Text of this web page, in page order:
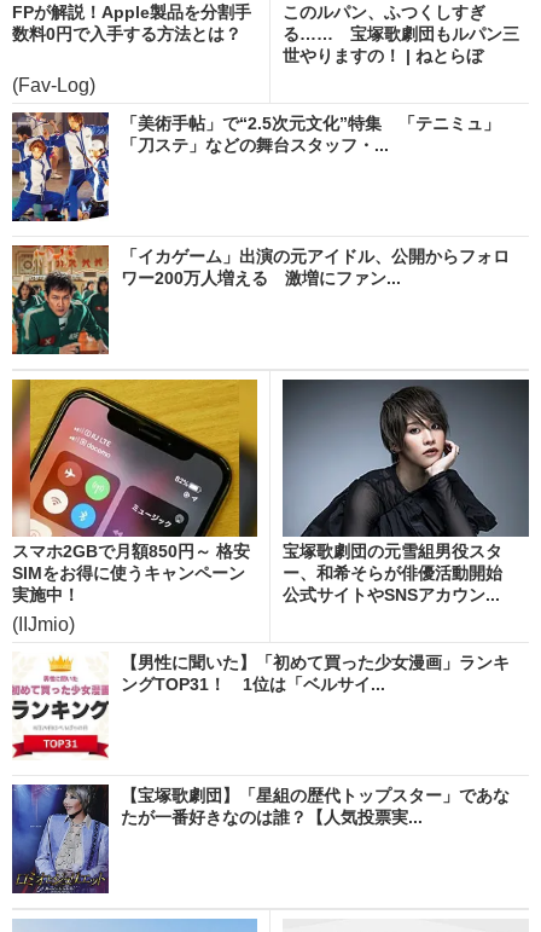
FPが解説！Apple製品を分割手
数料0円で入手する方法とは？
(Fav-Log)
このルパン、ふつくしすぎ
る…… 宝塚歌劇団もルパン三
世やりますの！ | ねとらぼ
「美術手帖」で“2.5次元文化”特集 「テニミュ」
「刀ステ」などの舞台スタッフ・...
「イカゲーム」出演の元アイドル、公開からフォロ
ワー200万人増える 激増にファン...
スマホ2GBで月額850円～ 格安
SIMをお得に使うキャンペーン
実施中！
(IIJmio)
宝塚歌劇団の元雪組男役スタ
ー、和希そらが俳優活動開始
公式サイトやSNSアカウン...
【男性に聞いた】「初めて買った少女漫画」ランキ
ングTOP31！ 1位は「ベルサイ...
【宝塚歌劇団】「星組の歴代トップスター」であな
たが一番好きなのは誰？【人気投票実...